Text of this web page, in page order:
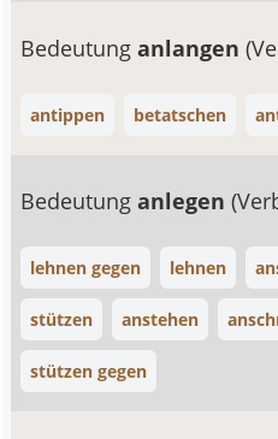
Bedeutunganlangen
antippen betatschen
Bedeutunganlegen
lehnen gegen lehnen
stützen anstehen
stützen gegen